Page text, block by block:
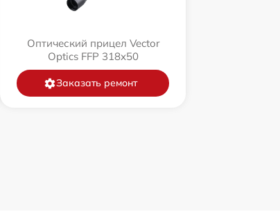
Оптический прицел Vector
Optics FFP 318x50
Заказать ремонт